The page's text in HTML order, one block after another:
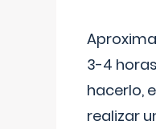
3-4
hacerlo,
realizar